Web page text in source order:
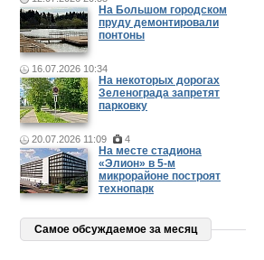
На Большом городском
пруду демонтировали
понтоны
16.07.2026 10:34
На некоторых дорогах
Зеленограда запретят
парковку
20.07.2026 11:09 4
На месте стадиона
«Элион» в 5-м
микрорайоне построят
технопарк
Самое обсуждаемое за месяц